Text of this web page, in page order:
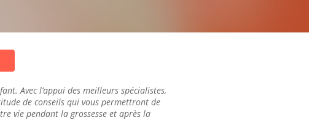
Avec l’appui des meilleurs spécialistes,
de conseils qui vous permettront de
vie pendant la grossesse et après la